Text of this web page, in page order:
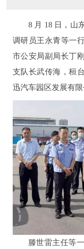
8 月 18 日，山
调研员王永青等一
市公安局副局长丁
支队长武传海，桓
迅汽车园区发展有限
滕世雷主任等